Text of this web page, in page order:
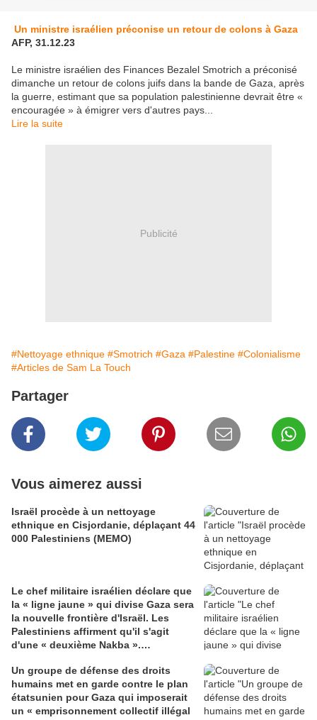
Un ministre israélien préconise un retour de colons à Gaza
AFP, 31.12.23
Le ministre israélien des Finances Bezalel Smotrich a préconisé
dimanche un retour de colons juifs dans la bande de Gaza, après
la guerre, estimant que sa population palestinienne devrait être «
encouragée » à émigrer vers d'autres pays...
Lire la suite
Publicité
#Nettoyage ethnique #Smotrich #Gaza #Palestine #Colonialisme
#Articles de Sam La Touch
Partager
Vous aimerez aussi
Israël procède à un nettoyage
ethnique en Cisjordanie, déplaçant 44
000 Palestiniens (MEMO)
Le chef militaire israélien déclare que
la « ligne jaune » qui divise Gaza sera
la nouvelle frontière d'Israël. Les
Palestiniens affirment qu'il s'agit
d'une « deuxième Nakba ».
Un groupe de défense des droits
humains met en garde contre le plan
étatsunien pour Gaza qui imposerait
un « emprisonnement collectif illégal